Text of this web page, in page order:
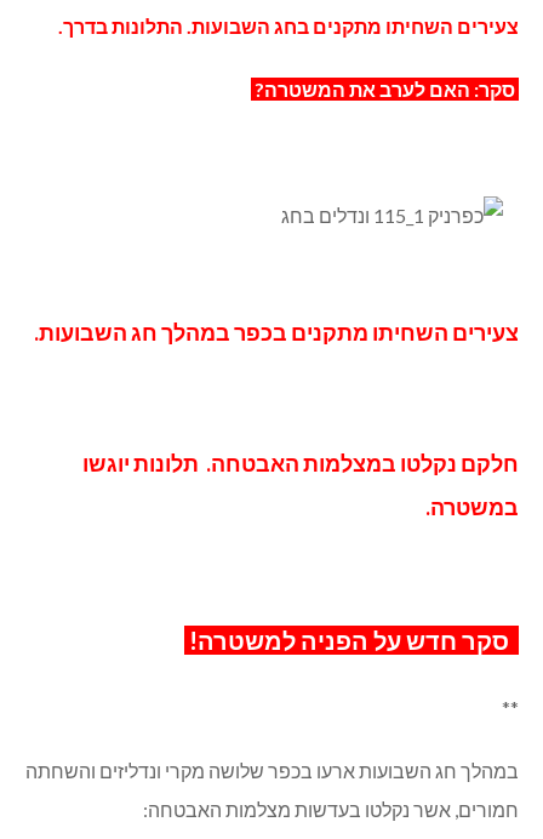
צעירים השחיתו מתקנים בחג השבועות. התלונות בדרך.
סקר: האם לערב את המשטרה?
צעירים השחיתו מתקנים בכפר במהלך חג השבועות.
חלקם נקלטו במצלמות האבטחה. תלונות יוגשו
במשטרה.
סקר חדש על הפניה למשטרה!
**
במהלך חג השבועות ארעו בכפר שלושה מקרי ונדליזים והשחתה
חמורים, אשר נקלטו בעדשות מצלמות האבטחה: